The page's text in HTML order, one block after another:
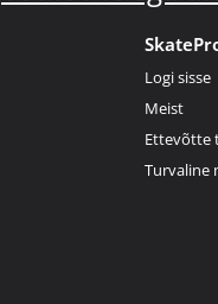
Logi sisse
Meist
Ettevõtte
Turvaline